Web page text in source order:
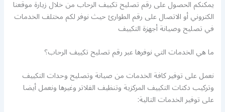
يمكنكم الحصول على رقم تصليح تكييف الرحاب من خلال زيارة موقعنا
الكتروني أو الاتصال على رقم الطوارئ حيث نوفر لكم مختلف الخدمات
في تصليح وصيانة أجهزة التكييف
ما هي الخدمات التي نوفرها عبر رقم تصليح تكييف الرحاب؟
نعمل على توفير كافة الخدمات من صيانة وتصليح وحدات التكييف
وتركيب دكتات التكييف المركزية وتنظيف الفلاتر وغيرها ونعمل أيضا
على توفير الخدمات التالية: